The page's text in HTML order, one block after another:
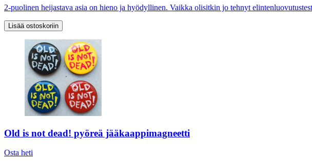
2-puolinen heijastava asia on hieno ja hyödyllinen. Vaikka olisitkin jo tehnyt
Old is not dead! pyöreä jääkaappimagneetti
Osta heti